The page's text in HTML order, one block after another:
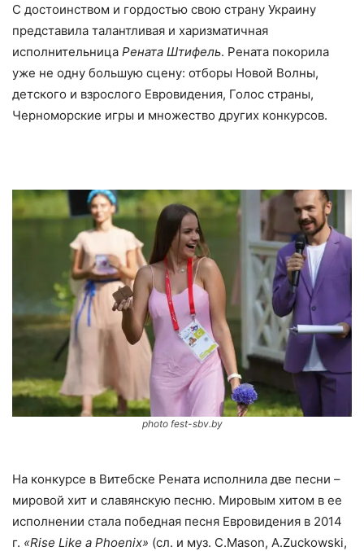
С достоинством и гордостью свою страну Украину
представила талантливая и харизматичная
исполнительница Рената Штифель. Рената покорила
уже не одну большую сцену: отборы Новой Волны,
детского и взрослого Евровидения, Голос страны,
Черноморские игры и множество других конкурсов.
photo fest-sbv.by
На конкурсе в Витебске Рената исполнила две песни –
мировой хит и славянскую песню. Мировым хитом в ее
исполнении стала победная песня Евровидения в 2014
г. «Rise Like a Phoenix» (сл. и муз. C.Mason, A.Zuckowski,